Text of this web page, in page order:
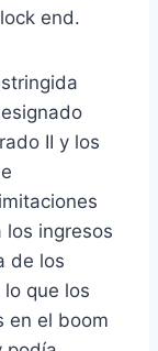
end.
II y los
los ingresos
de los
que los
en el boom